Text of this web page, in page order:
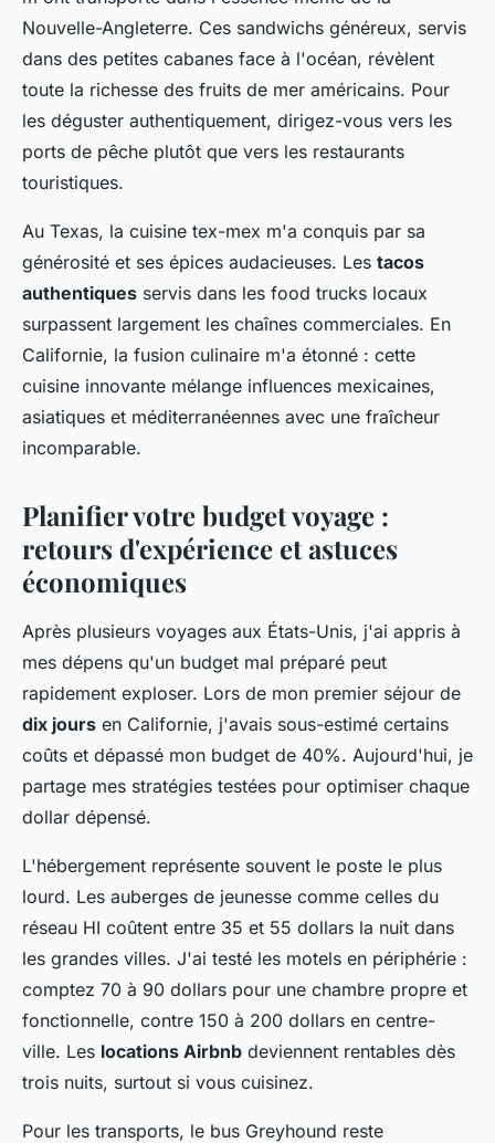
Nouvelle-Angleterre. Ces sandwichs généreux, servis
dans des petites cabanes face à l'océan, révèlent
toute la richesse des fruits de mer américains. Pour
les déguster authentiquement, dirigez-vous vers les
ports de pêche plutôt que vers les restaurants
touristiques.
Au Texas, la cuisine tex-mex m'a conquis par sa
générosité et ses épices audacieuses. Les tacos
authentiques servis dans les food trucks locaux
surpassent largement les chaînes commerciales. En
Californie, la fusion culinaire m'a étonné : cette
cuisine innovante mélange influences mexicaines,
asiatiques et méditerranéennes avec une fraîcheur
incomparable.
Planifier votre budget voyage :
retours d'expérience et astuces
économiques
Après plusieurs voyages aux États-Unis, j'ai appris à
mes dépens qu'un budget mal préparé peut
rapidement exploser. Lors de mon premier séjour de
dix jours en Californie, j'avais sous-estimé certains
coûts et dépassé mon budget de 40%. Aujourd'hui, je
partage mes stratégies testées pour optimiser chaque
dollar dépensé.
L'hébergement représente souvent le poste le plus
lourd. Les auberges de jeunesse comme celles du
réseau HI coûtent entre 35 et 55 dollars la nuit dans
les grandes villes. J'ai testé les motels en périphérie :
comptez 70 à 90 dollars pour une chambre propre et
fonctionnelle, contre 150 à 200 dollars en centre-
ville. Les locations Airbnb deviennent rentables dès
trois nuits, surtout si vous cuisinez.
Pour les transports, le bus Greyhound reste